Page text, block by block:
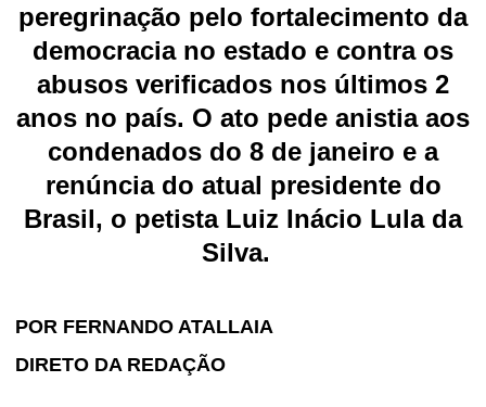
peregrinação pelo fortalecimento da
democracia no estado e contra os
abusos verificados nos últimos 2
anos no país. O ato pede anistia aos
condenados do 8 de janeiro e a
renúncia do atual presidente do
Brasil, o petista Luiz Inácio Lula da
Silva.
POR FERNANDO ATALLAIA
DIRETO DA REDAÇÃO